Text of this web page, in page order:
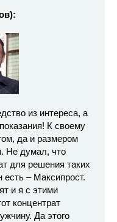
из интереса, а
К своему
да и размером
Не думал, что
для решения таких
есть – Максипрост.
и я с этими
концентрат
Да этого